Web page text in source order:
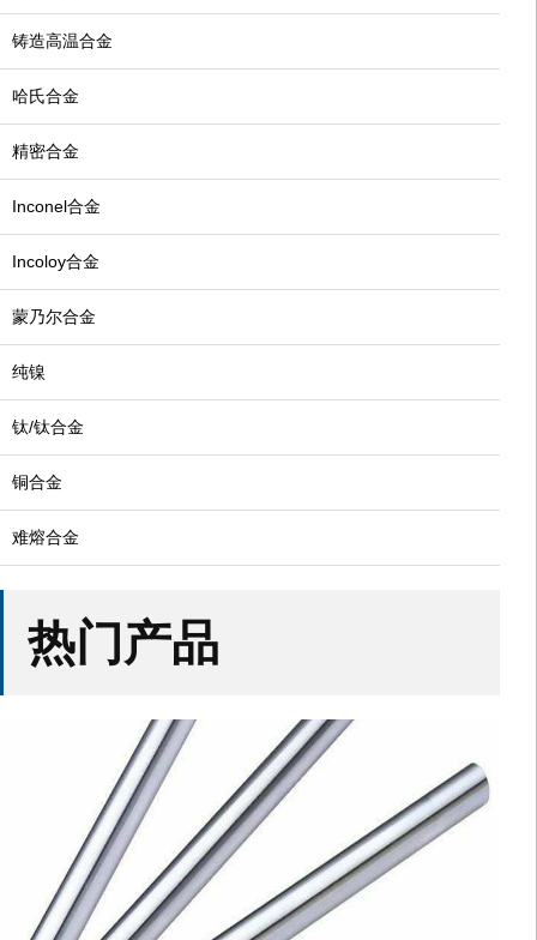
铸造高温合金
哈氏合金
精密合金
Inconel合金
Incoloy合金
蒙乃尔合金
纯镍
钛/钛合金
铜合金
难熔合金
热门产品